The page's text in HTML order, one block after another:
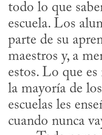
todo lo que
escuela. Los
parte de su
maestros y, a
estos. Lo que es
la mayoría de
escuelas les
cuando nunca